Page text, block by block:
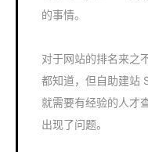
的事情。
对于网站的排名来之
都知道，但自助建站
就需要有经验的人才
出现了问题。